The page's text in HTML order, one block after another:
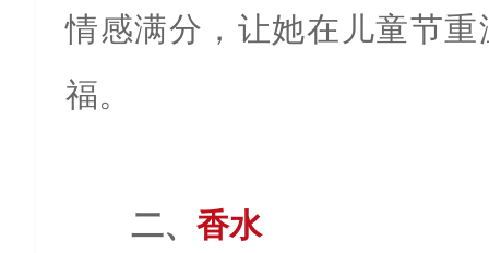
情感满分，让她在儿童节
福。
二、 香水